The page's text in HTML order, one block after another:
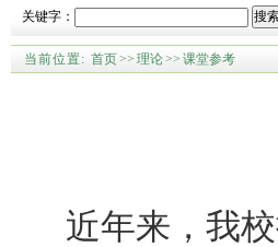
关键字： 搜
当前位置: 首页>> 理论>> 课堂参考
近年来，我校